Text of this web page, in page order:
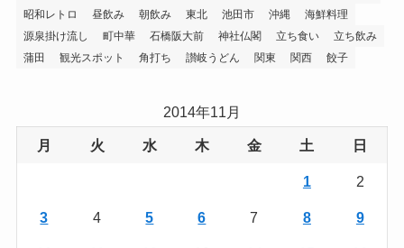
昭和レトロ
昼飲み 朝飲み 東北 池田市 沖縄
海鮮料理
源泉掛け流し
町中華 石橋阪大前 神社仏閣 立ち食い
立ち飲み
蒲田
観光スポット 角打ち 讃岐うどん 関東 関西 餃子
2014年11月
月 火 水 木 金 土 日
1 2
3 4 5 6 7 8 9